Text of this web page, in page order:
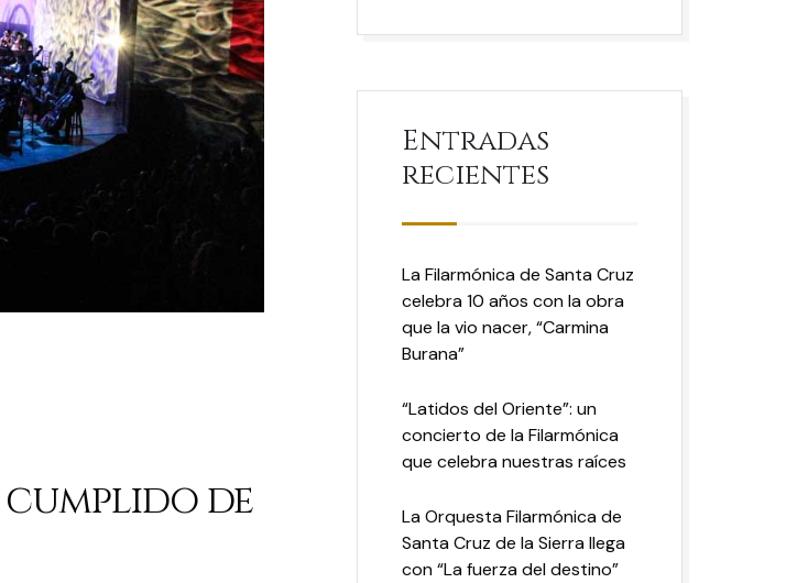
cumplido de
Entradas
recientes
La Filarmónica de Santa Cruz
celebra 10 años con la obra
que la vio nacer, “Carmina
Burana”
“Latidos del Oriente”: un
concierto de la Filarmónica
que celebra nuestras raíces
La Orquesta Filarmónica de
Santa Cruz de la Sierra llega
con “La fuerza del destino”